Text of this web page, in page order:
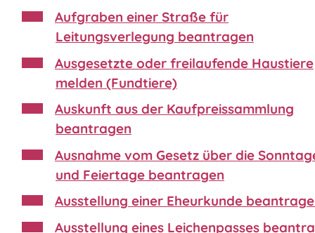
Aufgraben einer Straße für
Leitungsverlegung beantragen
Ausgesetzte oder freilaufende Haustiere
melden (Fundtiere)
Auskunft aus der Kaufpreissammlung
beantragen
Ausnahme vom Gesetz über die
und Feiertage beantragen
Ausstellung einer Eheurkunde
Ausstellung eines Leichenpasses